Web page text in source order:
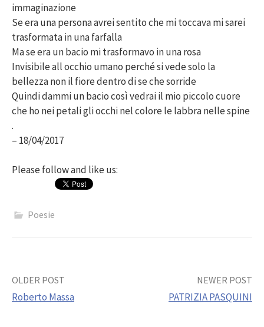
immaginazione
Se era una persona avrei sentito che mi toccava mi sarei
trasformata in una farfalla
Ma se era un bacio mi trasformavo in una rosa
Invisibile all occhio umano perché si vede solo la
bellezza non il fiore dentro di se che sorride
Quindi dammi un bacio così vedrai il mio piccolo cuore
che ho nei petali gli occhi nel colore le labbra nelle spine
.
– 18/04/2017
Please follow and like us:
Poesie
Post
OLDER POST
Roberto Massa
NEWER POST
PATRIZIA PASQUINI